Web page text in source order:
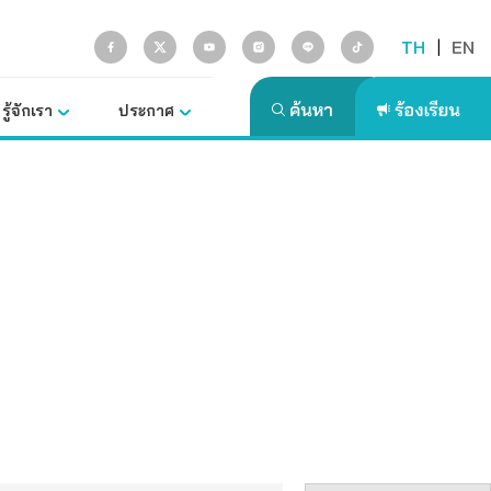
TH | EN
รู้จักเรา ประกาศ